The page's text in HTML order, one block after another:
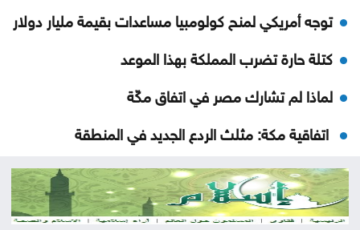
توجه أمريكي لمنح كولومبيا مساعدات بقيمة مليار دولار
كتلة حارة تضرب المملكة بهذا الموعد
لماذا لم تشارك مصر في اتفاق مكّة
اتفاقية مكة: مثلث الردع الجديد في المنطقة
نتائج التوجيهي على الأبواب .. التفاصيل والموعد
المتوقع لإعلانها